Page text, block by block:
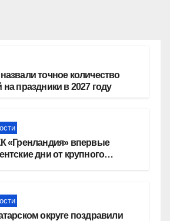
точное количество
праздники в 2027 году
«Гренландия» впервые
дни от крупного
округе поздравили